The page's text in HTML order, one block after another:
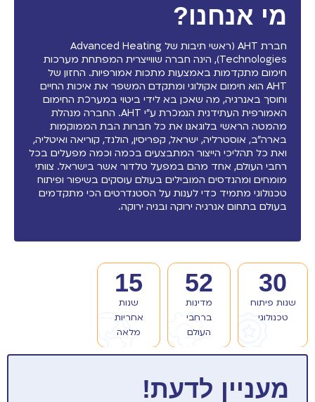
מי אנחנו?
חברת AHT (ראשי תיבות של Advanced Heating
Technologies), הינה חברה שווייצרית המפתחת מערכות
חימום מתקדמות באמצעות מתכות אמורפיות. החזון של
AHT הוא חימום אקולוגי ומתקדם המשפר את איכות החיים
וחוסך באנרגיה, מה שאכן בא לידי ביטוי במערכת החימום
האמורפית העתידנית הנמכרת ע"י AHT. החברה מנהלת
מהמטה הראשי בלוגאנו את כל חברות הבת הממוקמות
בארה"ב, אוסטרליה, ישראל, קפריסין, הולנד, קוריאה ואיטליה,
ואת כל תהליכי הייצור המתבצעים בכמה וכמה מפעלים בכל
רחבי העולם, אחד מהם במפעל טלדור אשר בישראל. צוותי
מומחים ומהנדסים המובילים בעולם עוסקים בשיפור ופיתוח
טכנולוגי מתמיד כדי לענות על הסטנדרטים הכי מתקדמים
בעולם בתחום אנרגיה ירוקה ובניה ירוקה.
30
שנות פיתוח
טכנולוגי
52
מדינות
ברחבי
העולם
15
שנות
אחריות
מלאה
מעניין לדעת!